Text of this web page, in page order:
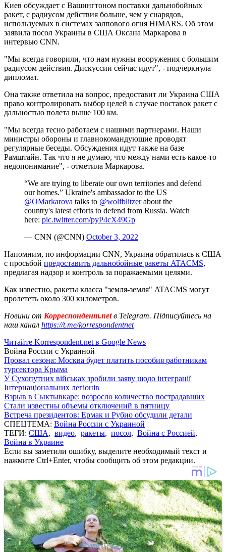
Киев обсуждает с Вашингтоном поставки дальнобойных
ракет, с радиусом действия больше, чем у снарядов,
используемых в системах залпового огня HIMARS. Об этом
заявила посол Украины в США Оксана Маркарова в
интервью CNN.
"Мы всегда говорили, что нам нужны вооружения с большим
радиусом действия. Дискуссии сейчас идут", - подчеркнула
дипломат.
Она также ответила на вопрос, предоставит ли Украина США
право контролировать выбор целей в случае поставок ракет с
дальностью полета выше 100 км.
"Мы всегда тесно работаем с нашими партнерами. Наши
министры обороны и главнокомандующие проводят
регулярные беседы. Обсуждения идут также на базе
Рамштайн. Так что я не думаю, что между нами есть какое-то
недопонимание", - отметила Маркарова.
“We are trying to liberate our own territories and defend
our homes.” Ukraine's ambassador to the US
@OMarkarova talks to @wolfblitzerabout the
country's latest efforts to defend from Russia. Watch
here: pic.twitter.com/pyP4cX49Gp
— CNN (@CNN) October 3, 2022
Напомним, по информации CNN, Украина обратилась к США
с просьбой предоставить дальнобойные ракеты ATACMS,
предлагая надзор и контроль за поражаемыми целями.
Как известно, ракеты класса "земля-земля" ATACMS могут
пролететь около 300 километров.
Новини от Корреспондент.netв Telegram. Підписуйтесь на
наш канал https://t.me/korrespondentnet
Читайте Korrespondent.net в Google News
Война России с Украиной
Провал сезона: Москва будет платить пособия работникам
турсектора Крыма
У Сухопутних військах зробили заяву щодо інтеграції
Інтернаціональних легіонів
Взрыв в Сыктывкаре: возросло количество пострадавших
Стали известны объемы отключений в пятницу
Встреча президентов: Ермак и Рубио обсудили детали
СПЕЦТЕМА: Война России с Украиной
ТЕГИ: США, видео, ракеты, посол, Война с Россией,
Война в Украине
Если вы заметили ошибку, выделите необходимый текст и
нажмите Ctrl+Enter, чтобы сообщить об этом редакции.